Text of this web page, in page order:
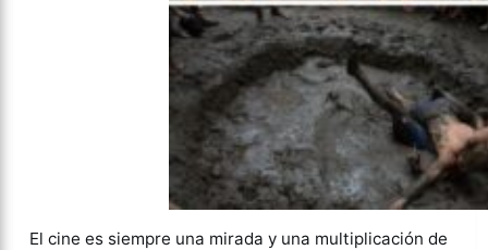
El cine es siempre una mirada y una multiplicación de